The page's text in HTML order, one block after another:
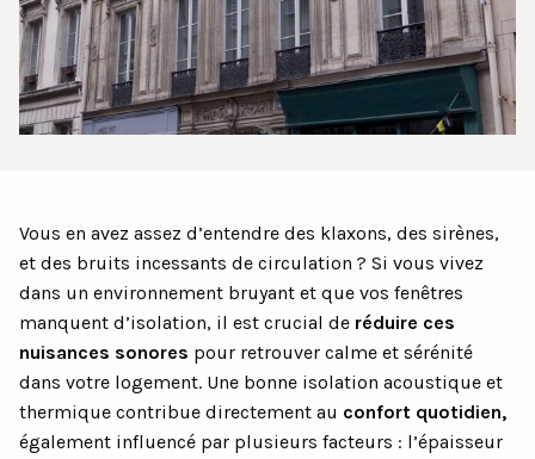
Vous en avez assez d’entendre des klaxons, des sirènes,
et des bruits incessants de circulation ? Si vous vivez
dans un environnement bruyant et que vos fenêtres
manquent d’isolation, il est crucial de réduire ces
nuisances sonores pour retrouver calme et sérénité
dans votre logement. Une bonne isolation acoustique et
thermique contribue directement au confort quotidien,
également influencé par plusieurs facteurs : l’épaisseur